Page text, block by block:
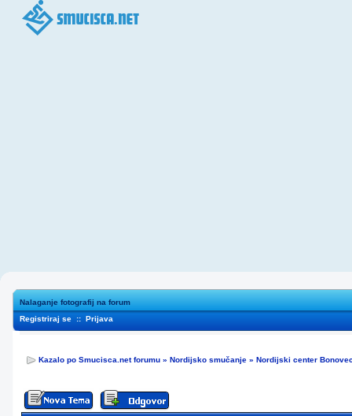
Nalaganje fotografij na forum
Registriraj se :: Prijava
Kazalo po Smucisca.net forumu » Nordijsko smučanje » Nordijski center